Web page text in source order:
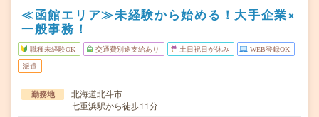
≪函館エリア≫未経験から始める！大手企業×
一般事務！
職種未経験OK 交通費別途支給あり 土日祝日が休み WEB登録OK
派遣
勤務地
北海道北斗市
七重浜駅から徒歩11分